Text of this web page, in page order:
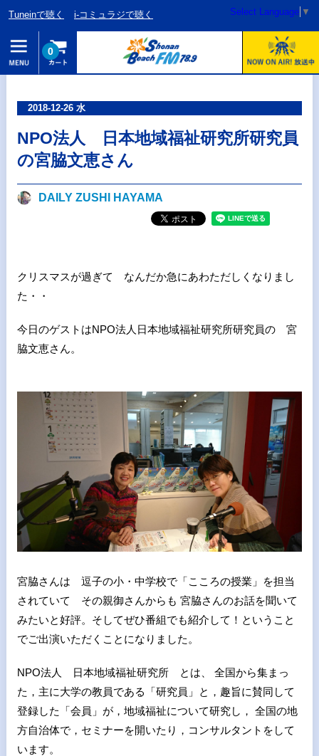
Tuneinで聴く i-コミュラジで聴く Select Language ▼
0
2018-12-26 水
NPO法人 日本地域福祉研究所研究員
の宮脇文恵さん
DAILY ZUSHI HAYAMA
クリスマスが過ぎて なんだか急にあわただしくなりまし
た・・
今日のゲストはNPO法人日本地域福祉研究所研究員の 宮
脇文恵さん。
宮脇さんは 逗子の小・中学校で「こころの授業」を担当
されていて その親御さんからも 宮脇さんのお話を聞いて
みたいと好評。そしてぜひ番組でも紹介して！ということ
でご出演いただくことになりました。
NPO法人 日本地域福祉研究所 とは、 全国から集まっ
た，主に大学の教員である「研究員」と，趣旨に賛同して
登録した「会員」が，地域福祉について研究し， 全国の地
方自治体で，セミナーを開いたり，コンサルタントをして
います。